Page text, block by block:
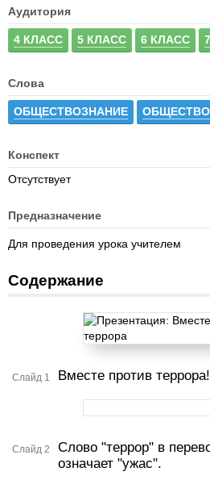
Аудитория
4 КЛАСС 5 КЛАСС 6 КЛАСС
Слова
ОБЩЕСТВОЗНАНИЕ ОБЩЕСТВО
Конспект
Отсутствует
Предназначение
Для проведения урока учителем
Содержание
Слайд 1 Вместе против террора!
Слайд 2
Слово "террор" в
означает "ужас".